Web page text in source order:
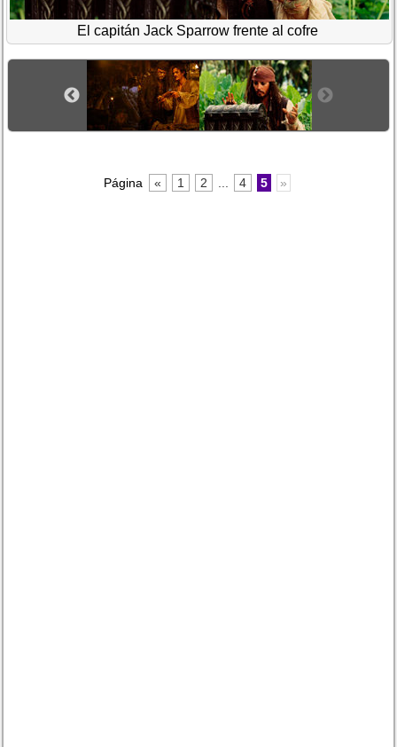
El capitán Jack Sparrow frente al cofre
Página « 1 2 4 5 »